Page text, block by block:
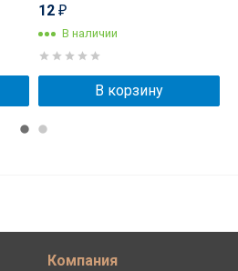
12 ₽
В наличии
В корзину
Компания